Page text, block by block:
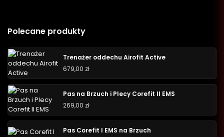
Polecane produkty
Trenażer oddechu Airofit Active
679,00 zł
Pas na Brzuch i Plecy Corefit II EMS
269,00 zł
Pas Corefit I EMS na Brzuch